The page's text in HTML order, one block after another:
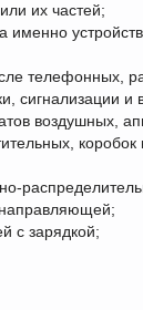
их частей;
именно
телефонных,
сигнализации и
воздушных,
коробок
с зарядкой;